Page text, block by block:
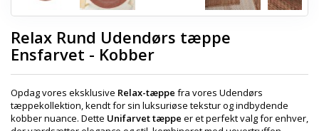
Relax Rund Udendørs tæppe
Ensfarvet - Kobber
Opdag vores eksklusive Relax-tæppe fra vores Udendørs
tæppekollektion, kendt for sin luksuriøse tekstur og indbydende
kobber nuance. Dette Unifarvet tæppe er et perfekt valg for enhver,